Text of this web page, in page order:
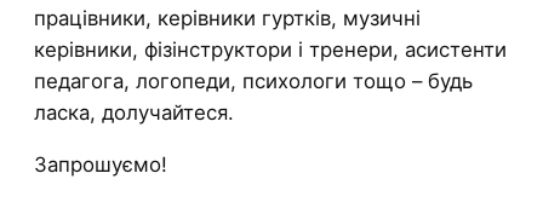
працівники, керівники гуртків, музичні
керівники, фізінструктори і тренери, асистенти
педагога, логопеди, психологи тощо – будь
ласка, долучайтеся.
Запрошуємо!